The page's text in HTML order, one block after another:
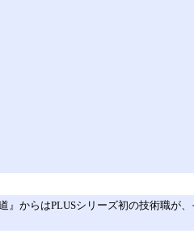
からはPLUSシリーズ初の技術職が